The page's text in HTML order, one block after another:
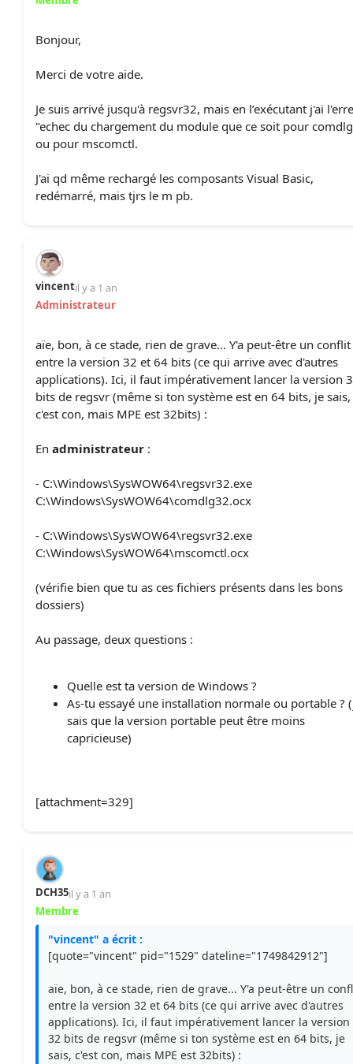
Bonjour,
Merci de votre aide.
Je suis arrivé jusqu'à regsvr32, mais en l’exécutant j'ai
"echec du chargement du module que ce soit pour
ou pour mscomctl.
J'ai qd même rechargé les composants Visual Basic,
redémarré, mais tjrs le m pb.
vincentil y a 1 an
Administrateur
aïe, bon, à ce stade, rien de grave... Y'a peut-être un conflit
entre la version 32 et 64 bits (ce qui arrive avec d'autres
applications). Ici, il faut impérativement lancer la version
bits de regsvr (même si ton système est en 64 bits, je sais,
c'est con, mais MPE est 32bits) :
En administrateur :
- C:\Windows\SysWOW64\regsvr32.exe
C:\Windows\SysWOW64\comdlg32.ocx
- C:\Windows\SysWOW64\regsvr32.exe
C:\Windows\SysWOW64\mscomctl.ocx
(vérifie bien que tu as ces fichiers présents dans les bons
dossiers)
Au passage, deux questions :
Quelle est ta version de Windows ?
As-tu essayé une installation normale ou portable ?
sais que la version portable peut être moins
capricieuse)
[attachment=329]
DCH35il y a 1 an
Membre
"vincent" a écrit :
[quote="vincent" pid="1529" dateline="1749842912"]
aïe, bon, à ce stade, rien de grave... Y'a peut-être un
entre la version 32 et 64 bits (ce qui arrive avec d'autres
applications). Ici, il faut impérativement lancer la version
32 bits de regsvr (même si ton système est en 64 bits, je
sais, c'est con, mais MPE est 32bits) :